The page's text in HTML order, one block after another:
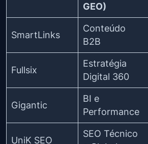
GEO)
SmartLinks
Conteúdo
B2B
Fullsix
Estratégia
Digital 360
Gigantic
BI e
Performance
UniK SEO
SEO Técnico